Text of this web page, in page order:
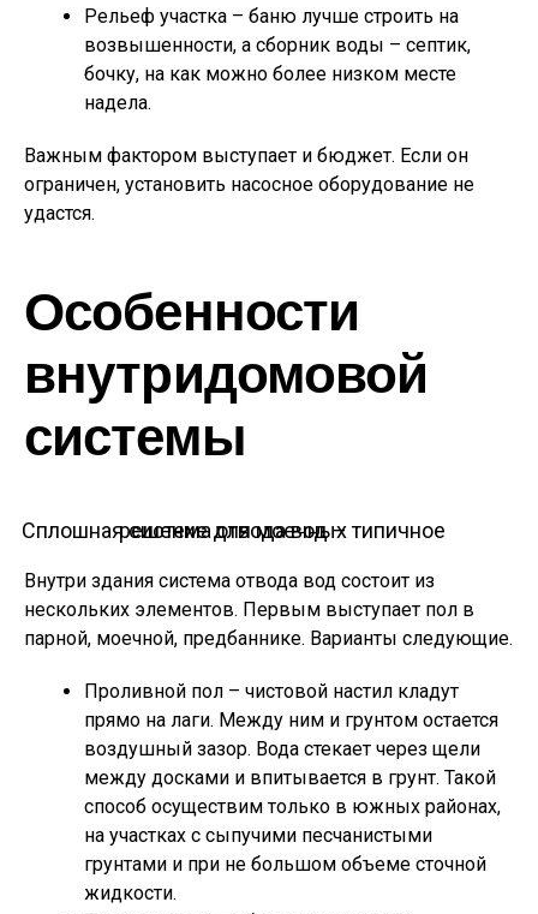
Рельеф участка – баню лучше строить на
возвышенности, а сборник воды – септик,
бочку, на как можно более низком месте
надела.
Важным фактором выступает и бюджет. Если он
ограничен, установить насосное оборудование не
удастся.
Особенности
внутридомовой
системы
Сплошная система отвода вод – типичное решение для моечных
Внутри здания система отвода вод состоит из
нескольких элементов. Первым выступает пол в
парной, моечной, предбаннике. Варианты следующие.
Проливной пол – чистовой настил кладут
прямо на лаги. Между ним и грунтом остается
воздушный зазор. Вода стекает через щели
между досками и впитывается в грунт. Такой
способ осуществим только в южных районах,
на участках с сыпучими песчанистыми
грунтами и при не большом объеме сточной
жидкости.